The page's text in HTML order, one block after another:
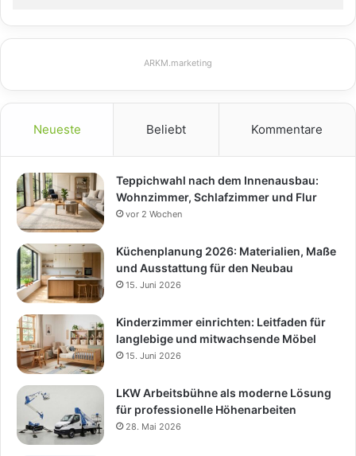
ARKM.marketing
Neueste Beliebt Kommentare
Teppichwahl nach dem Innenausbau:
Wohnzimmer, Schlafzimmer und Flur
vor 2 Wochen
Küchenplanung 2026: Materialien, Maße
und Ausstattung für den Neubau
15. Juni 2026
Kinderzimmer einrichten: Leitfaden für
langlebige und mitwachsende Möbel
15. Juni 2026
LKW Arbeitsbühne als moderne Lösung
für professionelle Höhenarbeiten
28. Mai 2026